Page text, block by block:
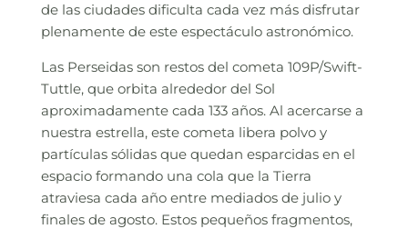
de las ciudades dificulta cada vez más disfrutar
plenamente de este espectáculo astronómico.
Las Perseidas son restos del cometa 109P/Swift-
Tuttle, que orbita alrededor del Sol
aproximadamente cada 133 años. Al acercarse a
nuestra estrella, este cometa libera polvo y
partículas sólidas que quedan esparcidas en el
espacio formando una cola que la Tierra
atraviesa cada año entre mediados de julio y
finales de agosto. Estos pequeños fragmentos,